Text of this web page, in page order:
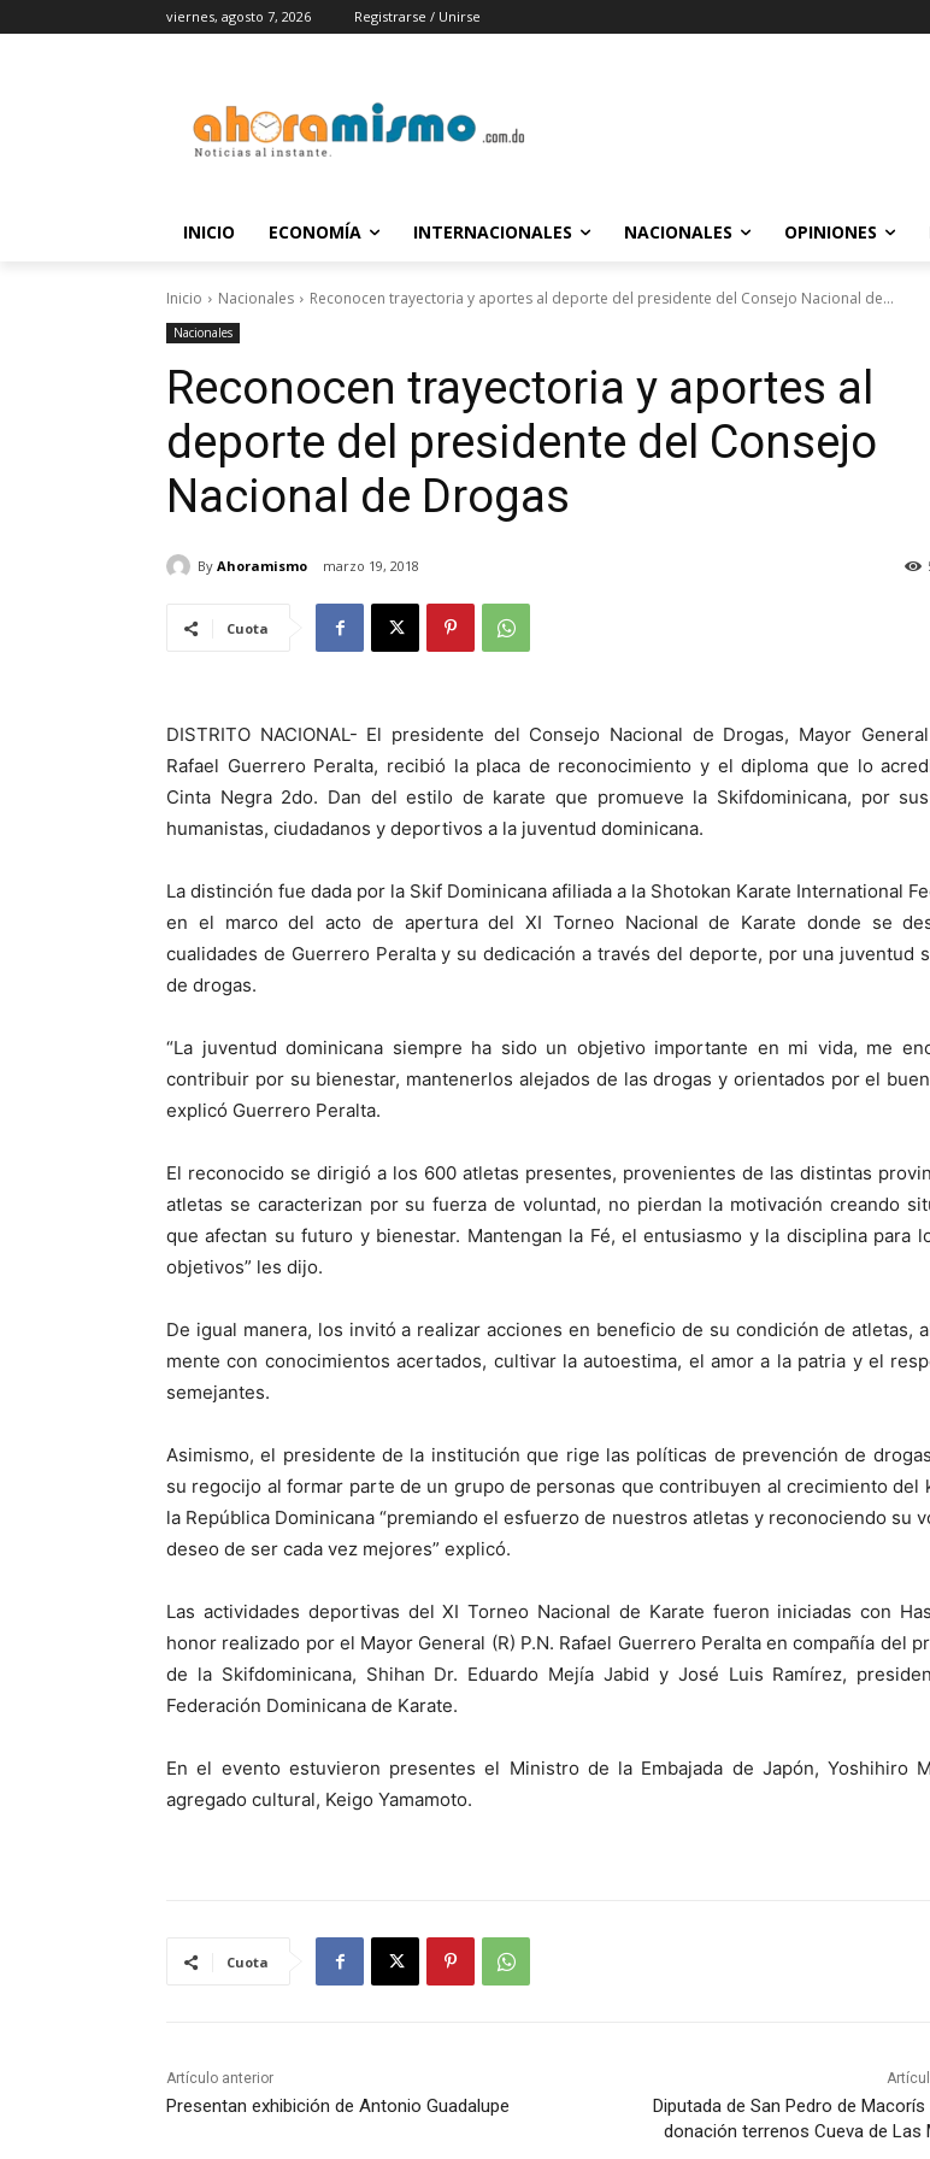
viernes, agosto 7, 2026 Registrarse / Unirse
INICIO ECONOMÍA INTERNACIONALES NACIONALES OPINIONES
Inicio Nacionales Reconocen trayectoria y aportes al deporte del presidente del Consejo Nacional de...
Nacionales
Reconocen trayectoria y aportes al
deporte del presidente del Consejo
Nacional de Drogas
By Ahoramismo marzo 19, 2018
Cuota
DISTRITO NACIONAL- El presidente del Consejo Nacional de Drogas, Mayor
Rafael Guerrero Peralta, recibió la placa de reconocimiento y el diploma que lo
Cinta Negra 2do. Dan del estilo de karate que promueve la Skifdominicana, por
humanistas, ciudadanos y deportivos a la juventud dominicana.
La distinción fue dada por la Skif Dominicana afiliada a la Shotokan Karate International
en el marco del acto de apertura del XI Torneo Nacional de Karate donde se
cualidades de Guerrero Peralta y su dedicación a través del deporte, por una juventud
de drogas.
“La juventud dominicana siempre ha sido un objetivo importante en mi vida, me
contribuir por su bienestar, mantenerlos alejados de las drogas y orientados por el buen
explicó Guerrero Peralta.
El reconocido se dirigió a los 600 atletas presentes, provenientes de las distintas
atletas se caracterizan por su fuerza de voluntad, no pierdan la motivación creando
que afectan su futuro y bienestar. Mantengan la Fé, el entusiasmo y la disciplina para
objetivos” les dijo.
De igual manera, los invitó a realizar acciones en beneficio de su condición de atletas,
mente con conocimientos acertados, cultivar la autoestima, el amor a la patria y el
semejantes.
Asimismo, el presidente de la institución que rige las políticas de prevención de
su regocijo al formar parte de un grupo de personas que contribuyen al crecimiento del
la República Dominicana “premiando el esfuerzo de nuestros atletas y reconociendo su
deseo de ser cada vez mejores” explicó.
Las actividades deportivas del XI Torneo Nacional de Karate fueron iniciadas con
honor realizado por el Mayor General (R) P.N. Rafael Guerrero Peralta en compañía del
de la Skifdominicana, Shihan Dr. Eduardo Mejía Jabid y José Luis Ramírez,
Federación Dominicana de Karate.
En el evento estuvieron presentes el Ministro de la Embajada de Japón, Yoshihiro
agregado cultural, Keigo Yamamoto.
Cuota
Artículo anterior
Presentan exhibición de Antonio Guadalupe
Diputada de San Pedro de
donación terrenos Cueva de Las